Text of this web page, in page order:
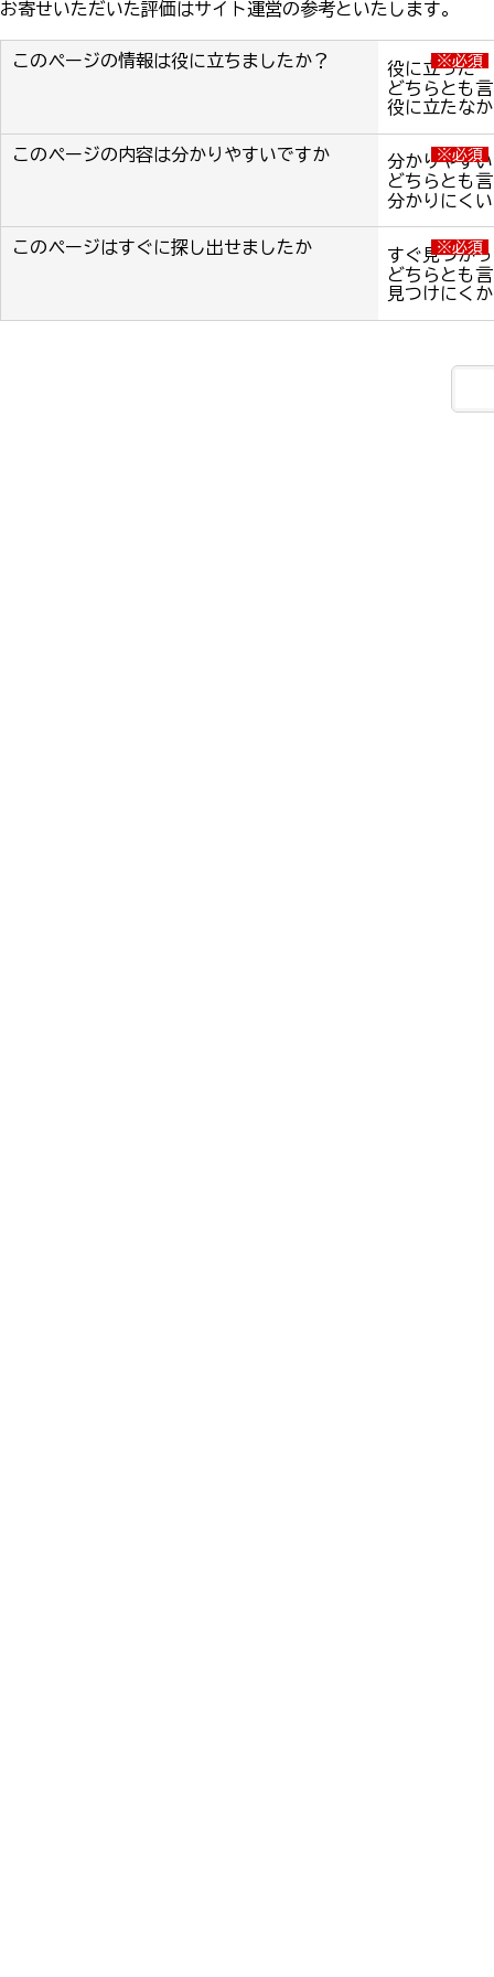
お寄せいただいた評価はサイト運営の参考といたします。
このページの情報は役に立ちましたか？ ※必須
役に立った
どちらとも
役に立たな
このページの内容は分かりやすいですか ※必須
分かりやすい
どちらとも
分かりにくい
このページはすぐに探し出せましたか ※必須
すぐ見つか
どちらとも
見つけにく